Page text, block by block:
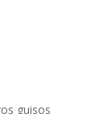
guisos